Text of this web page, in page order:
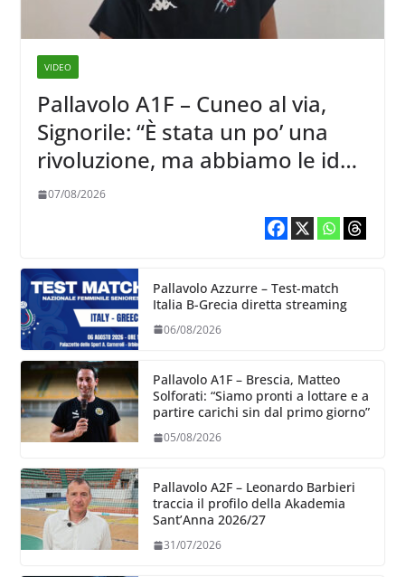
VIDEO
Pallavolo A1F – Cuneo al via,
Signorile: “È stata un po’ una
rivoluzione, ma abbiamo le idee
chiare siu cosa vogliamo fare”
07/08/2026
Pallavolo Azzurre – Test-match
Italia B-Grecia diretta streaming
06/08/2026
Pallavolo A1F – Brescia, Matteo
Solforati: “Siamo pronti a lottare e a
partire carichi sin dal primo giorno”
05/08/2026
Pallavolo A2F – Leonardo Barbieri
traccia il profilo della Akademia
Sant’Anna 2026/27
31/07/2026